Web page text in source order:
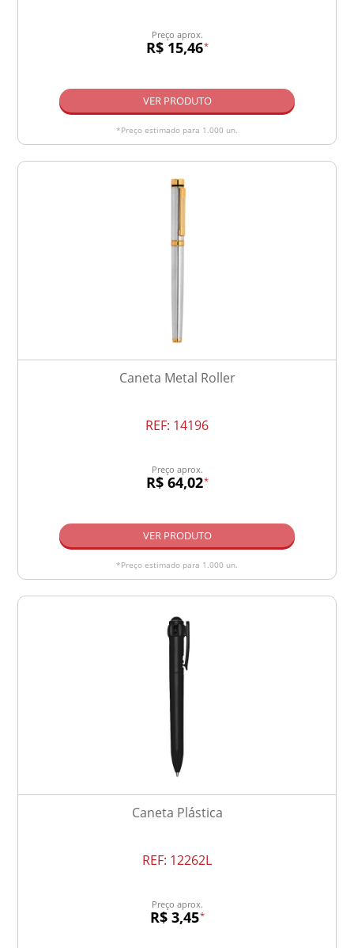
Preço aprox.
R$ 15,46*
VER PRODUTO
*Preço estimado para 1.000 un.
Caneta Metal Roller
REF: 14196
Preço aprox.
R$ 64,02*
VER PRODUTO
*Preço estimado para 1.000 un.
Caneta Plástica
REF: 12262L
Preço aprox.
R$ 3,45*